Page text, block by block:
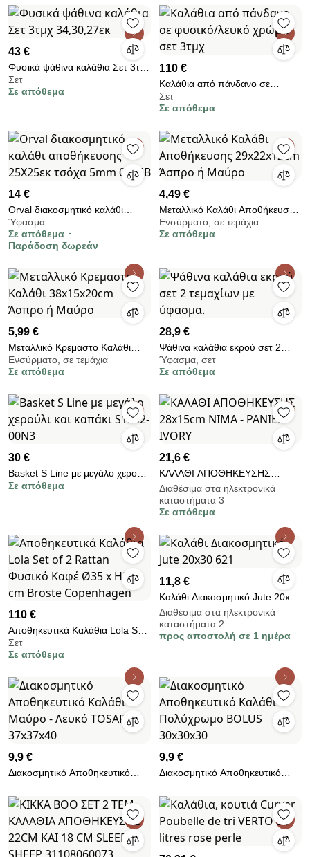
43 €
Φυσικά ψάθινα καλάθια Σετ 3τμχ
34,30,27εκ
Σετ
Σε απόθεμα
110 €
Καλάθια από πάνδανο σε
φυσικό/λευκό χρώμα σετ 3τμχ
Σετ
Σε απόθεμα
14 €
Orval διακοσμητικό καλάθι
αποθήκευσης 25Χ25εκ τσόχα
5mm 0005B
Ύφασμα
Σε απόθεμα
Παράδοση δωρεάν
4,49 €
Μεταλλικό Καλάθι Αποθήκευσης
29x22x12cm Άσπρο ή Μαύρο
Ενσύρματο, σε τεμάχια
Σε απόθεμα
5,99 €
Μεταλλικό Κρεμαστο Καλάθι
38x15x20cm Άσπρο ή Μαύρο
Ενσύρματο, σε τεμάχια
Σε απόθεμα
28,9 €
Ψάθινα καλάθια εκρού σετ 2
τεμαχίων με ύφασμα.
Ύφασμα, σετ
Σε απόθεμα
30 €
Basket S Line με μεγάλο χερούλι
και καπάκι S1802-00N3
Σε απόθεμα
21,6 €
ΚΑΛΑΘΙ ΑΠΟΘΗΚΕΥΣΗΣ
28x15cm NIMA - PANIER
IVORY
Διαθέσιμα στα ηλεκτρονικά
καταστήματα 3
Σε απόθεμα
110 €
Αποθηκευτικά Καλάθια Lola Set
of 2 Rattan Φυσικό Καφέ Ø35 x
H35 cm Broste Copenhagen
Σετ
Σε απόθεμα
11,8 €
Καλάθι Διακοσμητικό Jute 20x30
621
Διαθέσιμα στα ηλεκτρονικά
καταστήματα 2
προς αποστολή σε 1 ημέρα
9,9 €
Διακοσμητικό Αποθηκευτικό
37x37x40
9,9 €
Διακοσμητικό Αποθηκευτικό
30x30x30